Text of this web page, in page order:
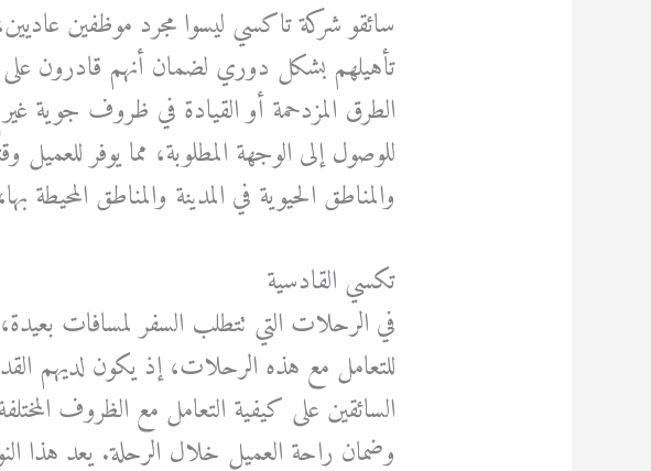
سائقو شركة تاكسي ليسوا مجرد موظفين
تأهيلهم بشكل دوري لضمان أنهم قادرون
الطرق المزدحمة أو القيادة في ظروف جوية غير
للوصول إلى الوجهة المطلوبة، مما يوفر
والمناطق الحيوية في المدينة والمناطق
تكسي القادسية
في الرحلات التي تتطلب السفر لمسافات
للتعامل مع هذه الرحلات، إذ يكون لديهم
السائقين على كيفية التعامل مع الظروف
وضمان راحة العميل خلال الرحلة. يعد هذا